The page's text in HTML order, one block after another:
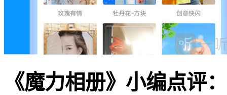
《魔力相册》小编点评：